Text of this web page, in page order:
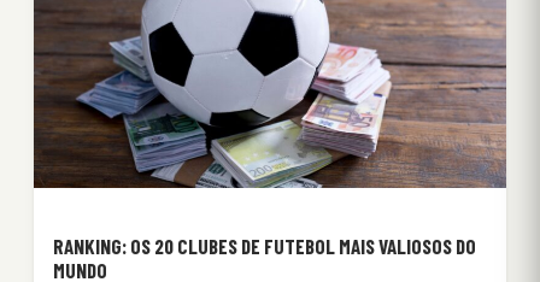
RANKING: OS 20 CLUBES DE FUTEBOL MAIS VALIOSOS DO
MUNDO